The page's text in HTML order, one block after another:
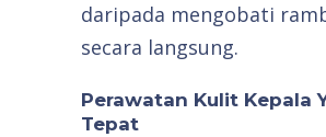
daripada mengobati
secara langsung.
Perawatan Kulit Kepala
Tepat